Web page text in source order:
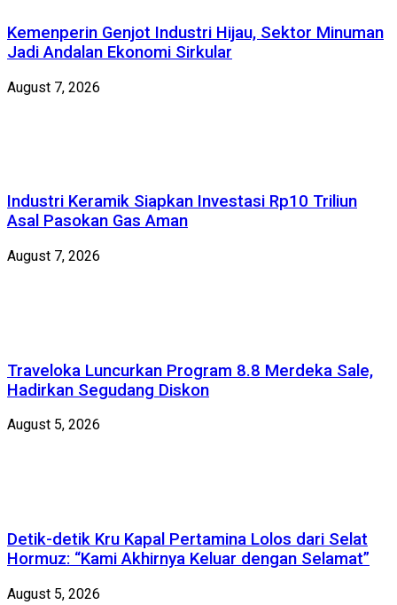
Kemenperin Genjot Industri Hijau, Sektor Minuman
Jadi Andalan Ekonomi Sirkular
August 7, 2026
Industri Keramik Siapkan Investasi Rp10 Triliun
Asal Pasokan Gas Aman
August 7, 2026
Traveloka Luncurkan Program 8.8 Merdeka Sale,
Hadirkan Segudang Diskon
August 5, 2026
Detik-detik Kru Kapal Pertamina Lolos dari Selat
Hormuz: “Kami Akhirnya Keluar dengan Selamat”
August 5, 2026